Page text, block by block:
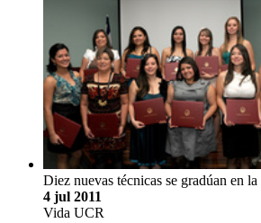
Diez nuevas técnicas se gradúan en
4 jul 2011
Vida UCR